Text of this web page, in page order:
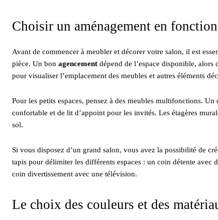
Choisir un aménagement en
Avant de commencer à meubler et décorer votre salon, il est
pièce. Un bon agencement dépend de l’espace disponible,
pour visualiser l’emplacement des meubles et autres éléments
Pour les petits espaces, pensez à des meubles multifonctions.
confortable et de lit d’appoint pour les invités. Les étagères
sol.
Si vous disposez d’un grand salon, vous avez la possibilité de
tapis pour délimiter les différents espaces : un coin détente avec
coin divertissement avec une télévision.
Le choix des couleurs et des